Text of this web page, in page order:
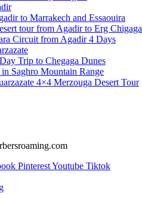
to Marrakech and Essaouira
tour from Agadir to Erg Chigaga
Circuit from Agadir 4 Days
Trip to Chegaga Dunes
Saghro Mountain Range
4×4 Merzouga Desert Tour
PinterestYoutube Tiktok